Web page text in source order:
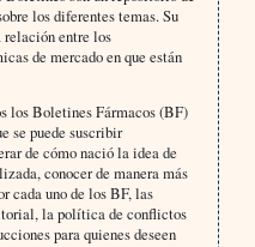
los diferentes temas. Su
entre los
de mercado en que están
los Boletines Fármacos (BF)
se puede suscribir
de cómo nació la idea de
conocer de manera más
cada uno de los BF, las
la política de conflictos
para quienes deseen